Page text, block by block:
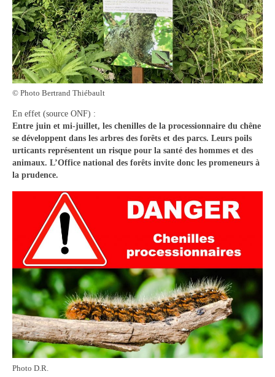
Affouages
Location de salles
Services funéraires
Le Conseil municipal de Longchamp-sur-
Aujon
Les réunions du Conseil municipal
La Communauté de communes
Les réunions du Conseil communautaire
(CCRB)
Budget communal & fiscalité
Vie scolaire
Scolarité
Vie associative
Les associations
Contact
© Photo Bertrand Thiébault
En effet (source ONF) :
Entre juin et mi-juillet, les chenilles de la processionnaire du chêne
se développent dans les arbres des forêts et des parcs. Leurs poils
urticants représentent un risque pour la santé des hommes et des
animaux. L’Office national des forêts invite donc les promeneurs à
la prudence.
Photo D.R.